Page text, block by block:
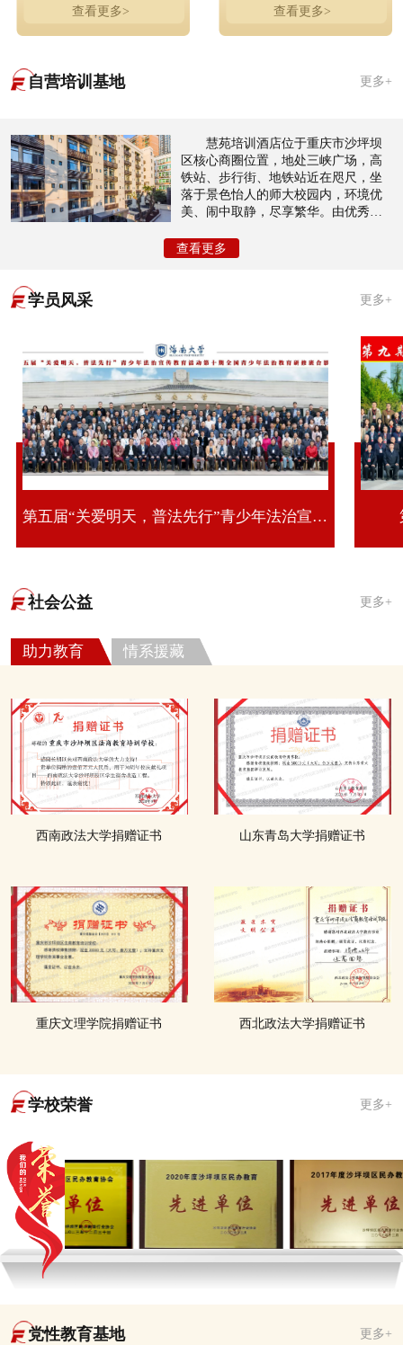
查看更多> 查看更多>
自营培训基地 更多+
慧苑培训酒店位于重庆市沙坪坝
区核心商圈位置，地处三峡广场，高
铁站、步行街、地铁站近在咫尺，坐
落于景色怡人的师大校园内，环境优
美、闹中取静，尽享繁华。由优秀设
室，会展培训等为主，共有近200个房
间，接待量大，性价比高，装修风格
查看更多
学员风采 更多+
第五届“关爱明天，普法先行”青少年法治宣传教育活动第十期全国青少年法治教育研修班
社会公益 更多+
助力教育 情系援藏
西南政法大学捐赠证书 山东青岛大学捐赠证书
重庆文理学院捐赠证书 西北政法大学捐赠证书
学校荣誉 更多+
党性教育基地 更多+